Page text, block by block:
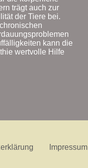
trägt auch zur
der Tiere bei.
kann die
wertvolle Hilfe
Impressum